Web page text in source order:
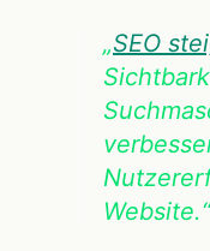
„SEO
Website.“